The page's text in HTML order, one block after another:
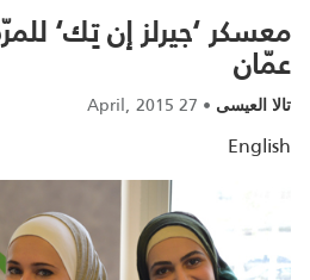
معسكر ‘جيرلز إن تِك‘
عمّان
تالا العيسى •
27 April, 2015
English